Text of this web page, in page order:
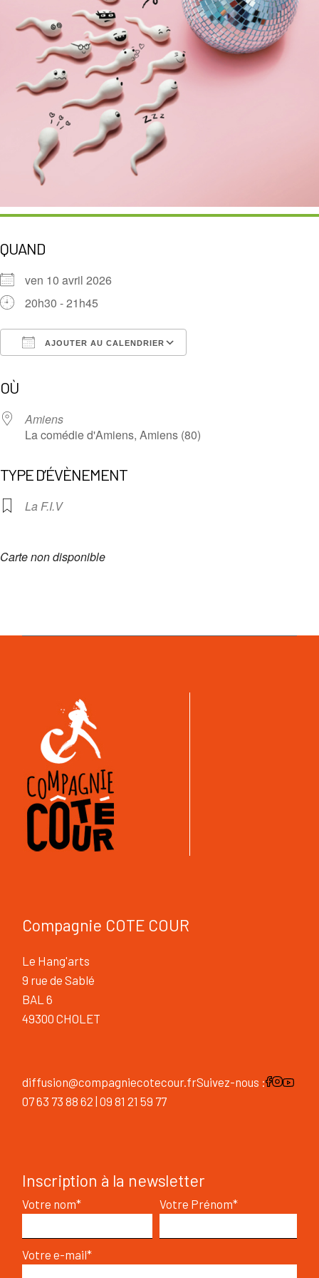
QUAND
ven 10 avril 2026
20h30 - 21h45
AJOUTER AU CALENDRIER
OÙ
Amiens
La comédie d'Amiens, Amiens (80)
TYPE D’ÉVÈNEMENT
La F.I.V
Carte non disponible
Compagnie COTE COUR
Le Hang'arts
9 rue de Sablé
BAL 6
49300 CHOLET
diffusion@compagniecotecour.fr
07 63 73 88 62 | 09 81 21 59 77
Suivez-nous :
Inscription à la newsletter
Votre nom* Votre Prénom*
Votre e-mail*